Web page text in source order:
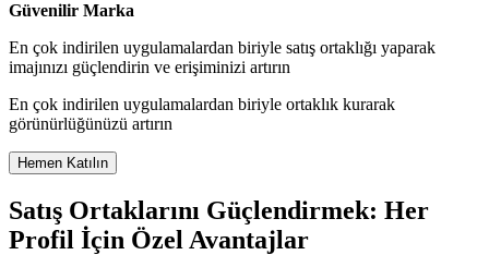
Güvenilir Marka
En çok indirilen uygulamalardan biriyle satış ortaklığı yaparak
imajınızı güçlendirin ve erişiminizi artırın
En çok indirilen uygulamalardan biriyle ortaklık kurarak
görünürlüğünüzü artırın
Hemen Katılın
Satış Ortaklarını Güçlendirmek: Her
Profil İçin Özel Avantajlar